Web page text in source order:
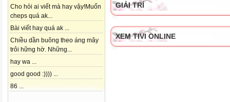
Cho hỏi ai viết mà hay vậy!Muốn
cheps quá ak...
Bài viết hay quá ak ...
Chiều dần buông theo áng mây
trôi hững hờ. Những...
hay wa ...
good good :)))) ...
86 ...
GIẢI TRÍ
XEM TIVI ONLINE